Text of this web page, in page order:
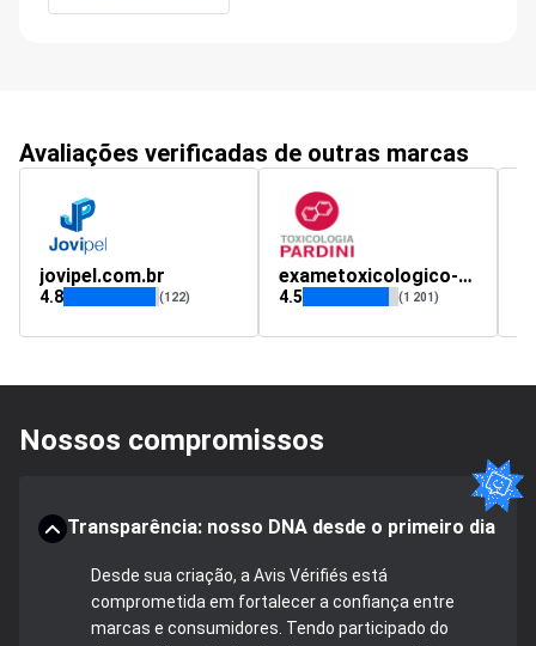
Avaliações verificadas de outras marcas
jovipel.com.br
4.8 (122)
exametoxicologico-2.com.br
4.5 (1 201)
Nossos compromissos
Transparência: nosso DNA desde o primeiro dia
Desde sua criação, a Avis Vérifiés está
comprometida em fortalecer a confiança entre
marcas e consumidores. Tendo participado do